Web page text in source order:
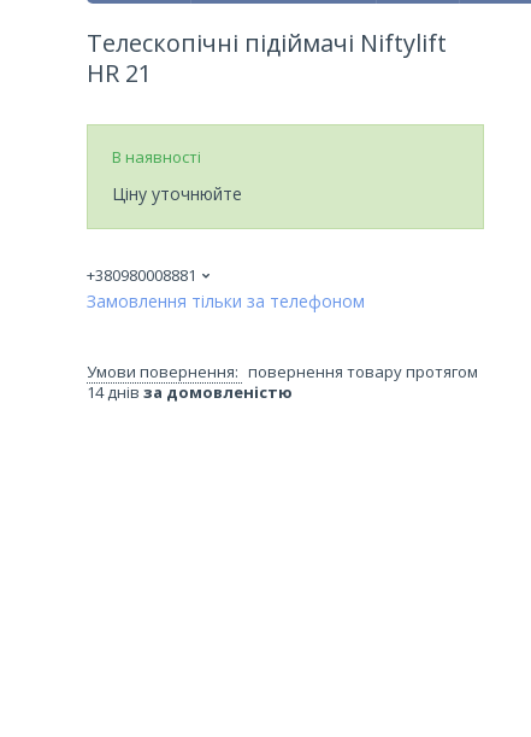
Телескопічні підіймачі Niftylift
HR 21
В наявності
Ціну уточнюйте
+380980008881
Замовлення тільки за телефоном
повернення товару протягом
14 днів за домовленістю